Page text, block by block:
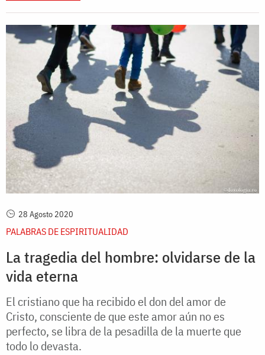
28 Agosto 2020
PALABRAS DE ESPIRITUALIDAD
La tragedia del hombre: olvidarse de la
vida eterna
El cristiano que ha recibido el don del amor de
Cristo, consciente de que este amor aún no es
perfecto, se libra de la pesadilla de la muerte que
todo lo devasta.